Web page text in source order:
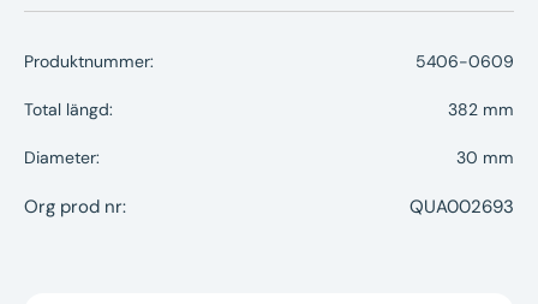
Produktnummer: 5406-0609
Total längd: 382 mm
Diameter: 30 mm
Org prod nr: QUA002693